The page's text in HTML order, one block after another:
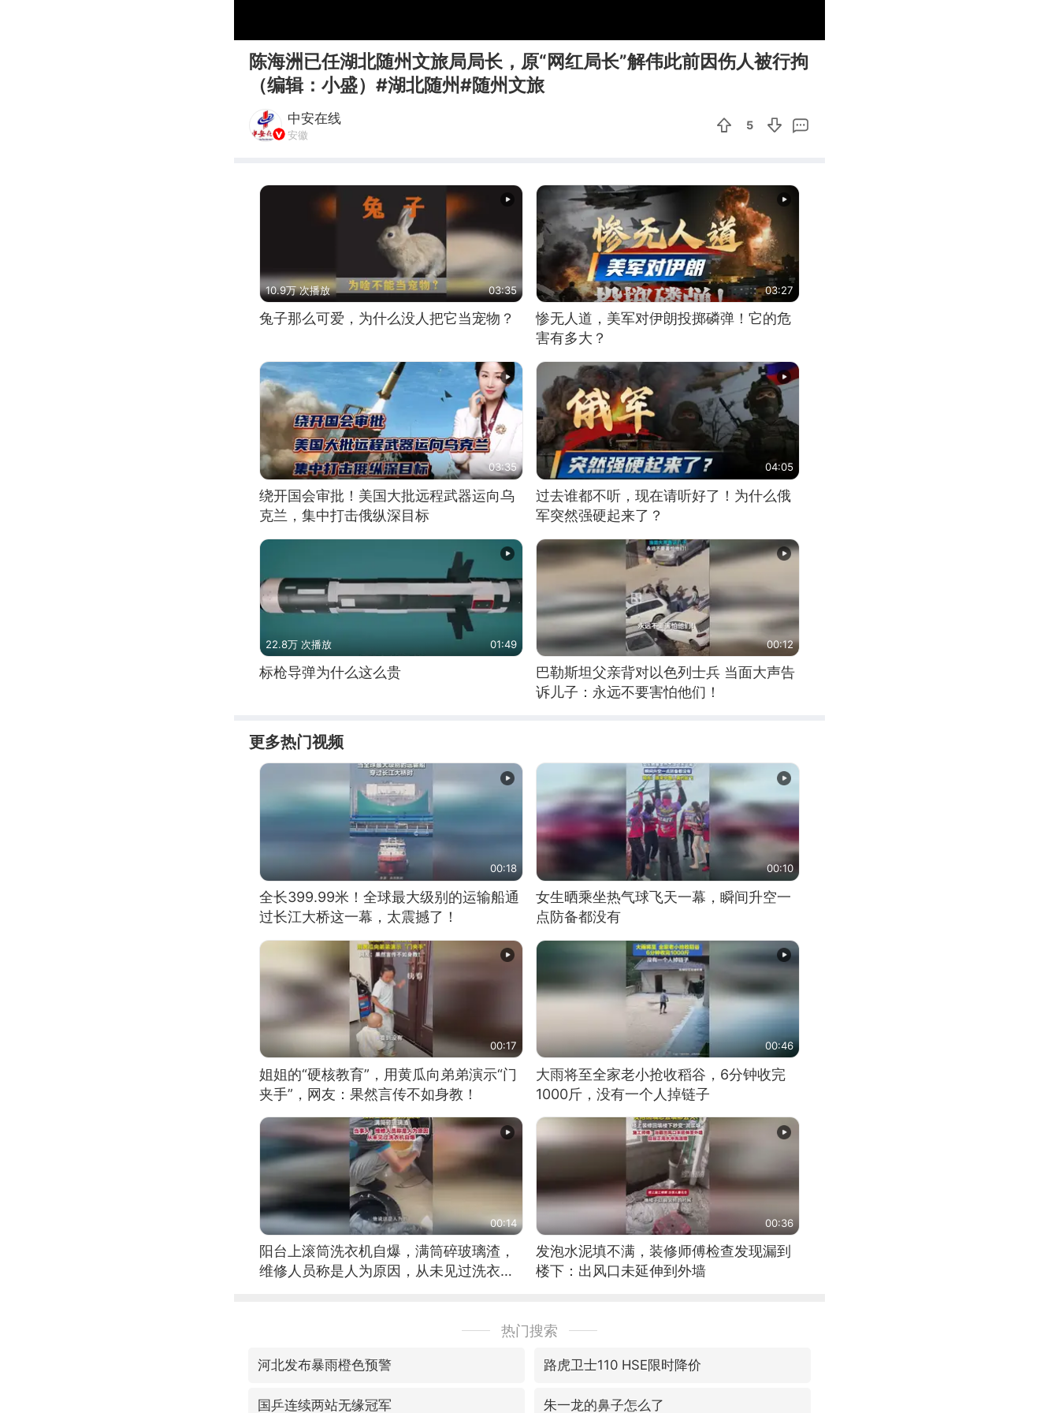
陈海洲已任湖北随州文旅局局长，原“网红局长”解伟此前因伤人被行拘
（编辑：小盛）#湖北随州#随州文旅
中安在线
安徽
5
10.9万 次播放 03:35
兔子那么可爱，为什么没人把它当宠物？
03:27
惨无人道，美军对伊朗投掷磷弹！它的危
害有多大？
03:35
绕开国会审批！美国大批远程武器运向乌
克兰，集中打击俄纵深目标
04:05
过去谁都不听，现在请听好了！为什么俄
军突然强硬起来了？
22.8万 次播放 01:49
标枪导弹为什么这么贵
00:12
巴勒斯坦父亲背对以色列士兵 当面大声告
诉儿子：永远不要害怕他们！
更多热门视频
00:18
全长399.99米！全球最大级别的运输船通
过长江大桥这一幕，太震撼了！
00:10
女生晒乘坐热气球飞天一幕，瞬间升空一
点防备都没有
00:17
姐姐的“硬核教育”，用黄瓜向弟弟演示“门
夹手”，网友：果然言传不如身教！
00:46
大雨将至全家老小抢收稻谷，6分钟收完
1000斤，没有一个人掉链子
00:14
阳台上滚筒洗衣机自爆，满筒碎玻璃渣，
维修人员称是人为原因，从未见过洗衣机
00:36
发泡水泥填不满，装修师傅检查发现漏到
楼下：出风口未延伸到外墙
热门搜索
河北发布暴雨橙色预警 路虎卫士110 HSE限时降价
国乒连续两站无缘冠军 朱一龙的鼻子怎么了